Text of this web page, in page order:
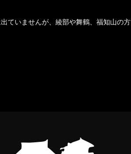
ていませんが、綾部や舞鶴、福知山の